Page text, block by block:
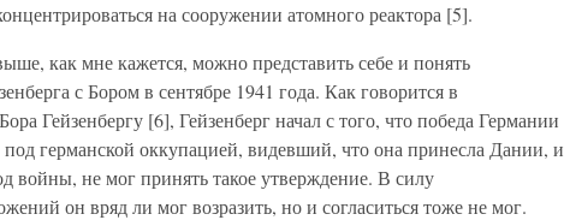
на сооружении атомного реактора [5].
как мне кажется, можно представить себе и понять
с Бором в сентябре 1941 года. Как говорится в
Гейзенбергу [6], Гейзенберг начал с того, что победа Германии
германской оккупацией, видевший, что она принесла Дании, и
войны, не мог принять такое утверждение. В силу
он вряд ли мог возразить, но и согласиться тоже не мог.